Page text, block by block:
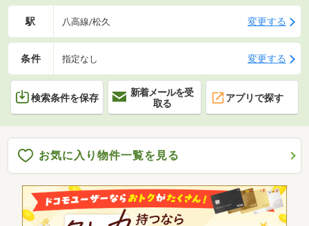
駅 八高線/松久 変更する
条件 指定なし 変更する
検索条件を保存
新着メールを受
取る
アプリで探す
お気に入り物件一覧を見る